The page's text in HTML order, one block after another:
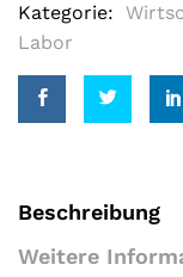
Kategorie:
Labor
Beschreibung
Weitere